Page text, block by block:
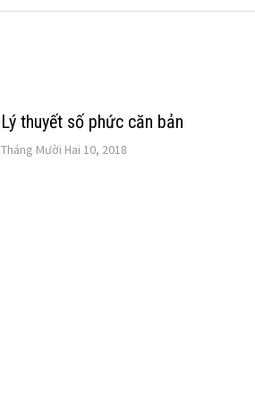
Lý thuyết số phức căn bản
Tháng Mười Hai 10, 2018